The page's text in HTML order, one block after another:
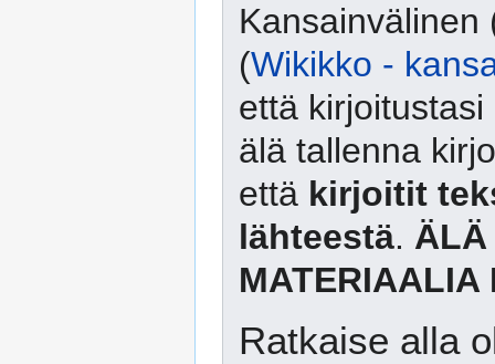
Kansainvälinen
(Wikikko -
että
älä tallenna
että kirjoitit
lähteestä. ÄLÄ
MATERIAALIA
Ratkaise alla